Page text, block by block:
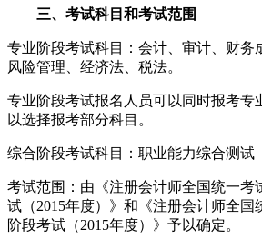
三、考试科目和考试范围
专业阶段考试科目：会计、审计、财务
风险管理、经济法、税法。
专业阶段考试报名人员可以同时报考专
以选择报考部分科目。
综合阶段考试科目：职业能力综合测试
考试范围：由《注册会计师全国统一
试（2015年度）》和《注册会计师全
阶段考试（2015年度）》予以确定。